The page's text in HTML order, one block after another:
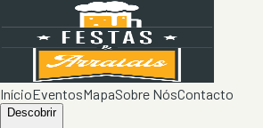
InícioEventosMapaSobre NósContacto
Descobrir